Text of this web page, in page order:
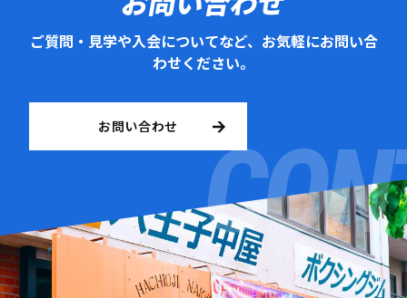
ご質問・見学や入会についてなど、お気軽にお問い合
わせください。
お問い合わせ